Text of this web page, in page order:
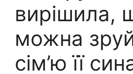
вирішила,
можна
сім’ю її